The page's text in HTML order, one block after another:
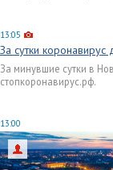
13:05
За сутки
За минувшие сутки в
стопкоронавирус.рф.
13:00